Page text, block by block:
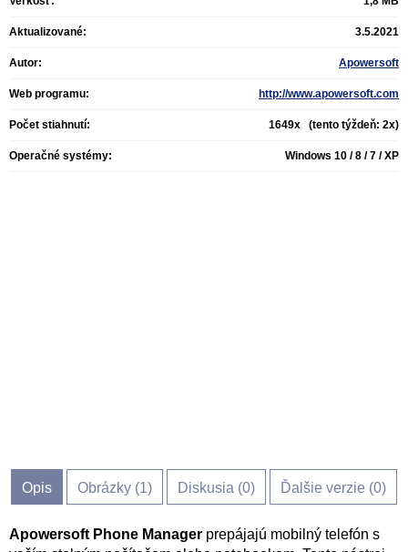
Aktualizované: 3.5.2021
Autor: Apowersoft
Web programu: http://www.apowersoft.com
Počet stiahnutí: 1649x (tento týždeň: 2x)
Operačné systémy: Windows 10 / 8 / 7 / XP
Opis Obrázky (1) Diskusia (0) Ďalšie verzie (0)
Apowersoft Phone Manager prepájajú mobilný telefón s